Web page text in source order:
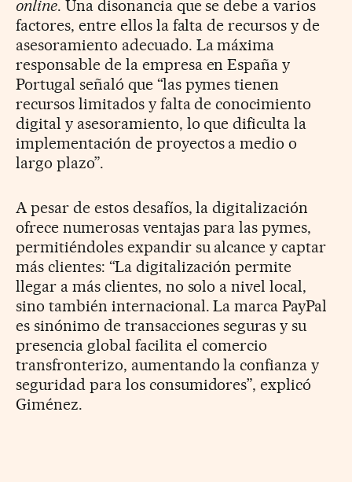
online. Una disonancia que se debe a varios
factores, entre ellos la falta de recursos y de
asesoramiento adecuado. La máxima
responsable de la empresa en España y
Portugal señaló que “las pymes tienen
recursos limitados y falta de conocimiento
digital y asesoramiento, lo que dificulta la
implementación de proyectos a medio o
largo plazo”.
A pesar de estos desafíos, la digitalización
ofrece numerosas ventajas para las pymes,
permitiéndoles expandir su alcance y captar
más clientes: “La digitalización permite
llegar a más clientes, no solo a nivel local,
sino también internacional. La marca PayPal
es sinónimo de transacciones seguras y su
presencia global facilita el comercio
transfronterizo, aumentando la confianza y
seguridad para los consumidores”, explicó
Giménez.